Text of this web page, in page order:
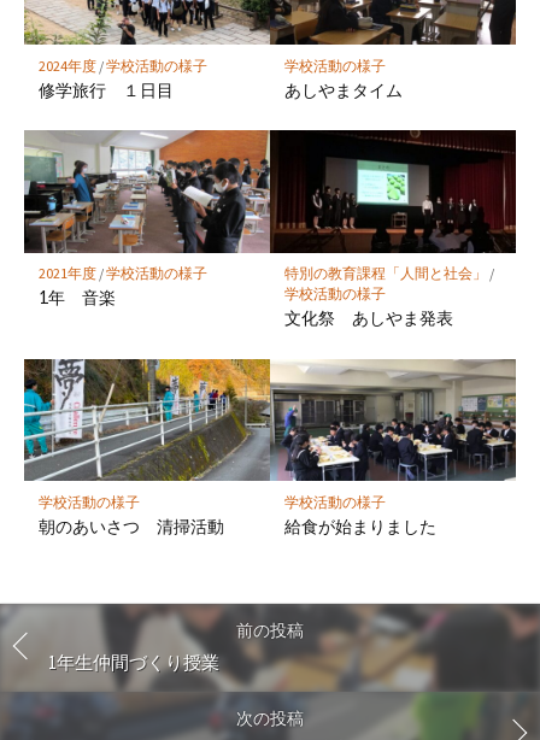
に
保
存
2024年度/学校活動の様子
修学旅行 １日目
学校活動の様子
あしやまタイム
2021年度/学校活動の様子
1年 音楽
特別の教育課程「人間と社会」
/
学校活動の様子
文化祭 あしやま発表
学校活動の様子
朝のあいさつ 清掃活動
学校活動の様子
給食が始まりました
前の投稿
1年生仲間づくり授業
次の投稿